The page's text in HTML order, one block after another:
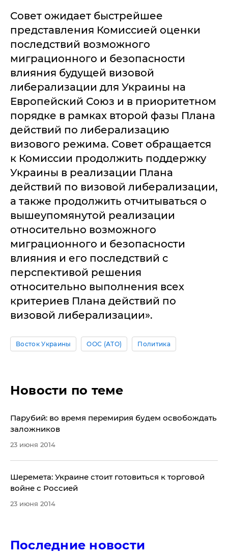
Совет ожидает быстрейшее
представления Комиссией оценки
последствий возможного
миграционного и безопасности
влияния будущей визовой
либерализации для Украины на
Европейский Союз и в приоритетном
порядке в рамках второй фазы Плана
действий по либерализацию
визового режима. Совет обращается
к Комиссии продолжить поддержку
Украины в реализации Плана
действий по визовой либерализации,
а также продолжить отчитываться о
вышеупомянутой реализации
относительно возможного
миграционного и безопасности
влияния и его последствий с
перспективой решения
относительно выполнения всех
критериев Плана действий по
визовой либерализации».
Восток Украины ООС (АТО) Политика
Новости по теме
​Парубий: во время перемирия будем освобождать
заложников
23 июня 2014
Шеремета: Украине стоит готовиться к торговой
войне с Россией
23 июня 2014
Последние новости